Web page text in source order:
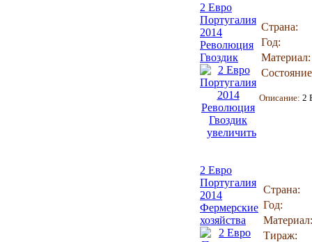
2 Евро
Португалия
2014
Революция
Гвоздик
увеличить
Страна:
Год:
Материал:
Описание: 2
2 Евро
Португалия
2014
Фермерские
хозяйства
Страна:
Год:
Материал:
Тираж: